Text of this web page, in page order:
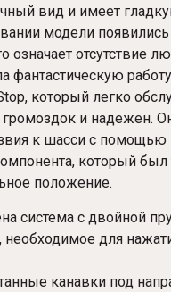
вид и имеет
модели
означает отсутствие
фантастическую
который легко
и надежен.
к шасси с помощью
который был
положение.
система с двойной
для
канавки под